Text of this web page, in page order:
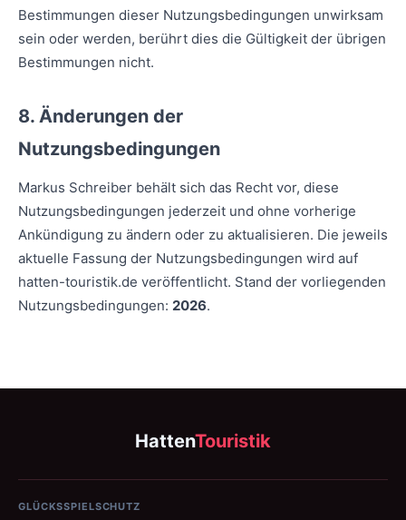
Bestimmungen dieser Nutzungsbedingungen unwirksam
sein oder werden, berührt dies die Gültigkeit der übrigen
Bestimmungen nicht.
8. Änderungen der
Nutzungsbedingungen
Markus Schreiber behält sich das Recht vor, diese
Nutzungsbedingungen jederzeit und ohne vorherige
Ankündigung zu ändern oder zu aktualisieren. Die jeweils
aktuelle Fassung der Nutzungsbedingungen wird auf
hatten-touristik.de veröffentlicht. Stand der vorliegenden
Nutzungsbedingungen: 2026.
HattenTouristik
GLÜCKSSPIELSCHUTZ